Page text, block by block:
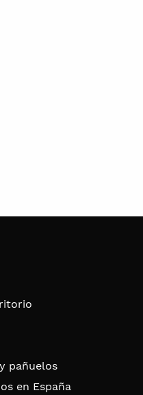
pañuelos
en España